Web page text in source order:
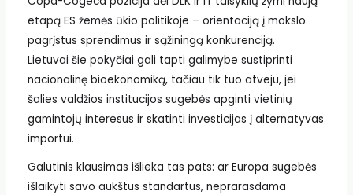
etapą ES žemės ūkio politikoje – orientaciją į mokslo
pagrįstus sprendimus ir sąžiningą konkurenciją.
Lietuvai šie pokyčiai gali tapti galimybe sustiprinti
nacionalinę bioekonomiką, tačiau tik tuo atveju, jei
šalies valdžios institucijos sugebės apginti vietinių
gamintojų interesus ir skatinti investicijas į alternatyvas
importui.
Galutinis klausimas išlieka tas pats: ar Europa sugebės
išlaikyti savo aukštus standartus, neprarasdama